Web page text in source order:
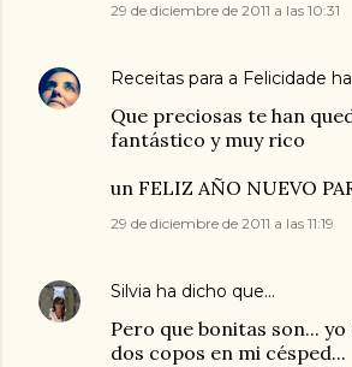
29 de diciembre de 2011 a las 10:31
Receitas para a Felicidade
Que preciosas te han
fantástico y muy rico
un FELIZ AÑO NUEVO
29 de diciembre de 2011 a las 11:19
Silvia ha dicho que…
Pero que bonitas son...
dos copos en mi césped...